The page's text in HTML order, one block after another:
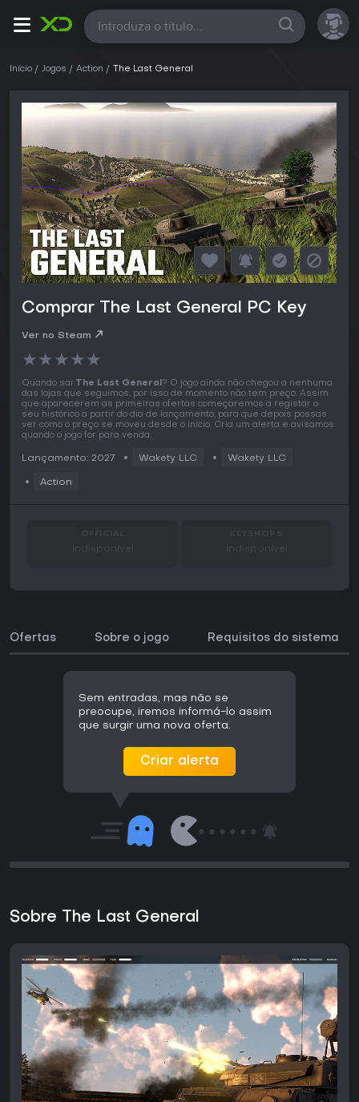
Todas
Início Jogos Action The Last General
Comprar The Last General PC Key
Ver no Steam
★★★★★
Quando sai The Last General? O jogo ainda não chegou a nenhuma
das lojas que seguimos, por isso de momento não tem preço. Assim
que aparecerem as primeiras ofertas começaremos a registar o
seu histórico a partir do dia de lançamento, para que depois possas
ver como o preço se moveu desde o início. Cria um alerta e avisamos
quando o jogo for para venda.
Lançamento: 2027 Wakety LLC Wakety LLC
Action
Indisponível Indisponível
Ofertas Sobre o jogo Requisitos do sistema
Sem entradas, mas não se
preocupe, iremos informá-lo assim
que surgir uma nova oferta.
Criar alerta
Sobre The Last General